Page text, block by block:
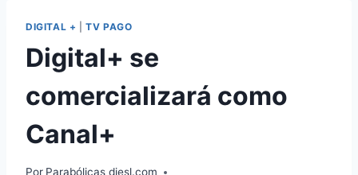
DIGITAL + |TV PAGO
Digital+ se
comercializará como
Canal+
Por Parabólicas diesl.com